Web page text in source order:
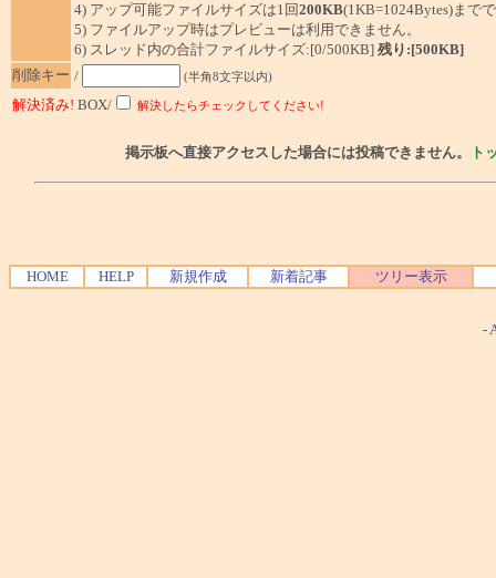
4) アップ可能ファイルサイズは1回200KB(1KB=1024Bytes)まで
5) ファイルアップ時はプレビューは利用できません。
6) スレッド内の合計ファイルサイズ:[0/500KB] 残り:[500KB]
削除キー / (半角8文字以内)
解決済み! BOX/ 解決したらチェックしてください!
掲示板へ直接アクセスした場合には投稿できません。 ト
HOME HELP 新規作成 新着記事 ツリー表示
-